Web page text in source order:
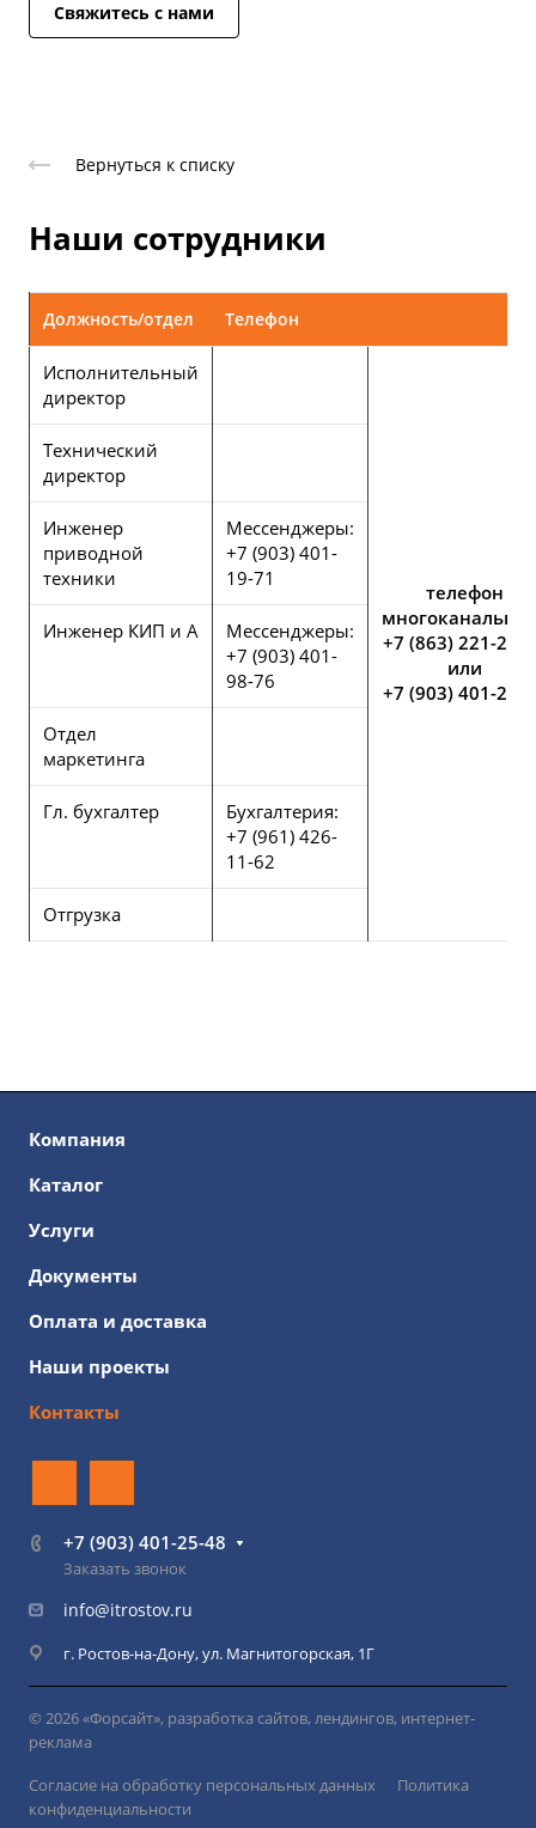
Свяжитесь с нами
Вернуться к списку
Наши сотрудники
Должность/отдел Телефон
Исполнительный
директор
телефон
+7 (863) 221-25-
или
+7 (903) 401-25-
Технический
директор
Инженер
приводной
техники
Мессенджеры:
+7 (903) 401-
19-71
Инженер КИП и А
Мессенджеры:
+7 (903) 401-
98-76
Отдел
маркетинга
Гл. бухгалтер
Бухгалтерия:
+7 (961) 426-
11-62
Отгрузка
Компания
Каталог
Услуги
Документы
Оплата и доставка
Наши проекты
Контакты
+7 (903) 401-25-48
Заказать звонок
info@itrostov.ru
г. Ростов-на-Дону, ул. Магнитогорская, 1Г
© 2026 «Форсайт», разработка сайтов, лендингов, интернет-
реклама
Согласие на обработку персональных данных
Политика
конфиденциальности